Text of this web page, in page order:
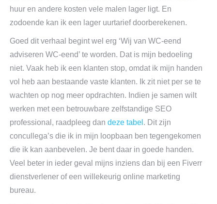
huur en andere kosten vele malen lager ligt. En
zodoende kan ik een lager uurtarief doorberekenen.
Goed dit verhaal begint wel erg ‘Wij van WC-eend
adviseren WC-eend’ te worden. Dat is mijn bedoeling
niet. Vaak heb ik een klanten stop, omdat ik mijn handen
vol heb aan bestaande vaste klanten. Ik zit niet per se te
wachten op nog meer opdrachten. Indien je samen wilt
werken met een betrouwbare zelfstandige SEO
professional, raadpleeg dan deze tabel . Dit zijn
concullega’s die ik in mijn loopbaan ben tegengekomen
die ik kan aanbevelen. Je bent daar in goede handen.
Veel beter in ieder geval mijns inziens dan bij een Fiverr
dienstverlener of een willekeurig online marketing
bureau.